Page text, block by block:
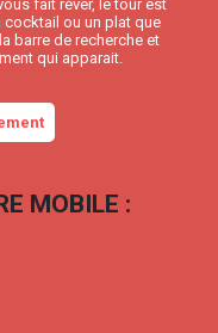
fait rêver, le tour est
cocktail ou un plat que
barre de recherche et
qui apparait.
MOBILE :